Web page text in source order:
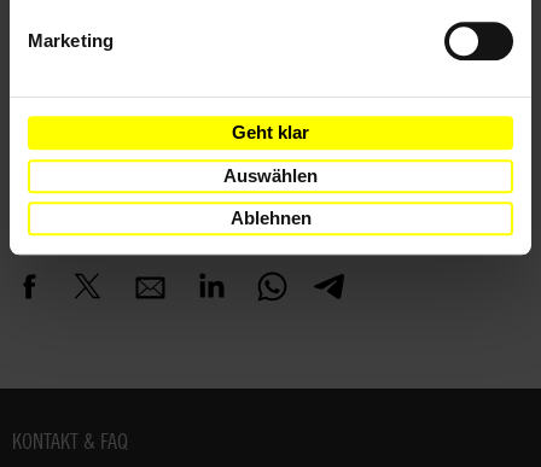
Marketing
Geht klar
Auswählen
Ablehnen
Todesstrafe
Teile diesen Beitrag
Fußbereich
KONTAKT & FAQ